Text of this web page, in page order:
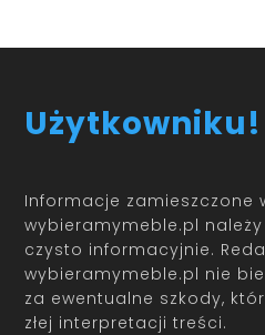
Użytkowniku!
Informacje zamieszczone
wybieramymeble.pl
czysto informacyjnie.
wybieramymeble.pl nie
za ewentualne szkody,
złej interpretacji treści.